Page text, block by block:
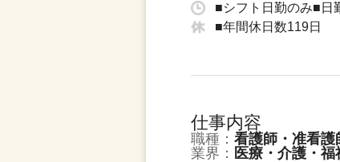
■シフト日勤のみ■
■年間休日数119日
仕事内容
職種： 看護師・准看護
業界： 医療・介護・福